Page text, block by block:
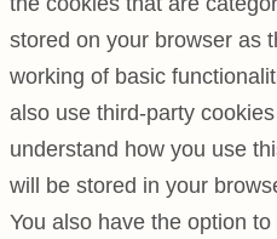
stored on your browser as
working of basic
also use third-party
understand how you use
will be stored in your
You also have the option